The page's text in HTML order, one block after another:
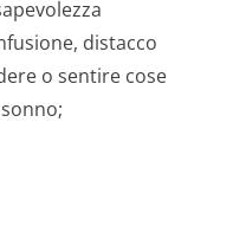
distacco
o sentire cose